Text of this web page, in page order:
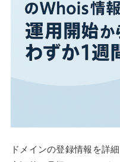
ドメインの登録情報を詳